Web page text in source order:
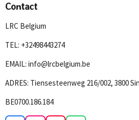
Contact
LRC Belgium
TEL: +32498443274
EMAIL: info@lrcbelgium.be
ADRES: Tiensesteenweg 216/002, 3800
BE0700.186.184